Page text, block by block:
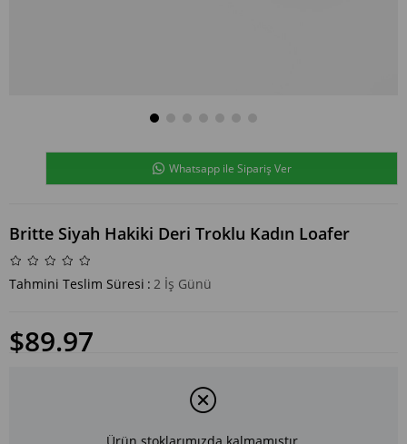
Whatsapp ile Sipariş Ver
Britte Siyah Hakiki Deri Troklu Kadın Loafer
Tahmini Teslim Süresi : 2 İş Günü
$89.97